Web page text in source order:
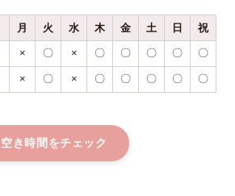
月 火 水 木 金 土 日 祝
× 〇 × 〇 〇 〇 〇 〇
× 〇 × 〇 〇 〇 〇 〇
空き時間をチェック